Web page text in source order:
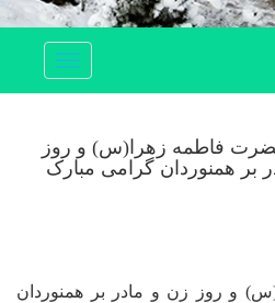
Toggle
فاطمه زهرا(س) و روز
بر همنوردان گرامی مبارک
و روز زن و مادر بر همنوردان